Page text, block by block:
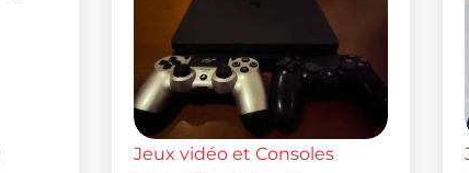
Jeux vidéo et Consoles